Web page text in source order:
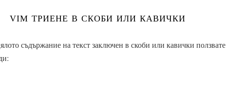
vim триене в скоби или кавички
съдържание на текст заключен в скоби или кавички ползвате